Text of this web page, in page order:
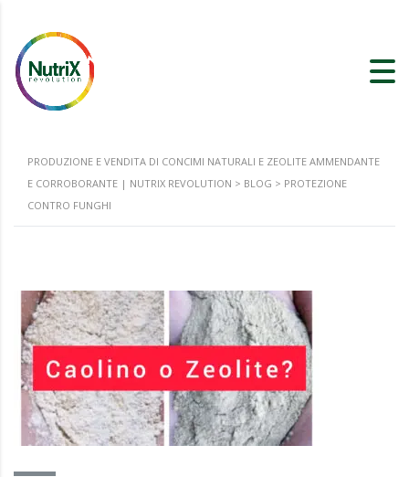
PRODUZIONE E VENDITA DI CONCIMI NATURALI E ZEOLITE AMMENDANTE
E CORROBORANTE | NUTRIX REVOLUTION > BLOG > PROTEZIONE
CONTRO FUNGHI